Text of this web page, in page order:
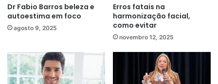
Dr Fabio Barros beleza e
autoestima em foco
agosto 9, 2025
Erros fatais na
harmonização facial,
como evitar
novembro 12, 2025